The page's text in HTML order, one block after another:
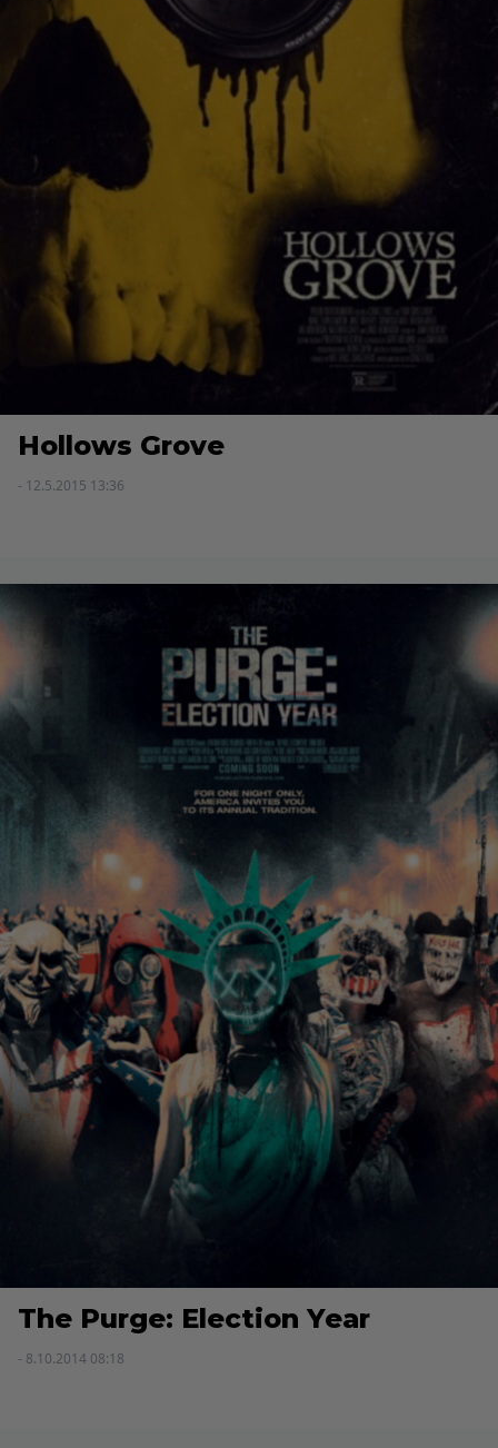
Hollows Grove
- 12.5.2015 13:36
The Purge: Election Year
- 8.10.2014 08:18